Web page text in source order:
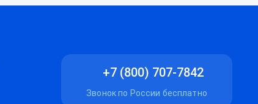
+7 (800) 707-7842
Звонок по России бесплатно